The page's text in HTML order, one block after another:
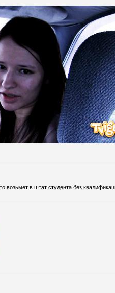
возьмет в штат студента без